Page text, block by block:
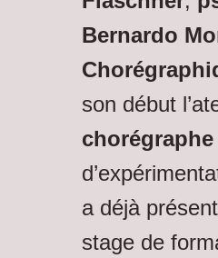
Bernardo
son début
a déjà
stage de